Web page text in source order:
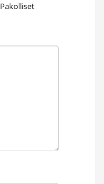
Pakolliset